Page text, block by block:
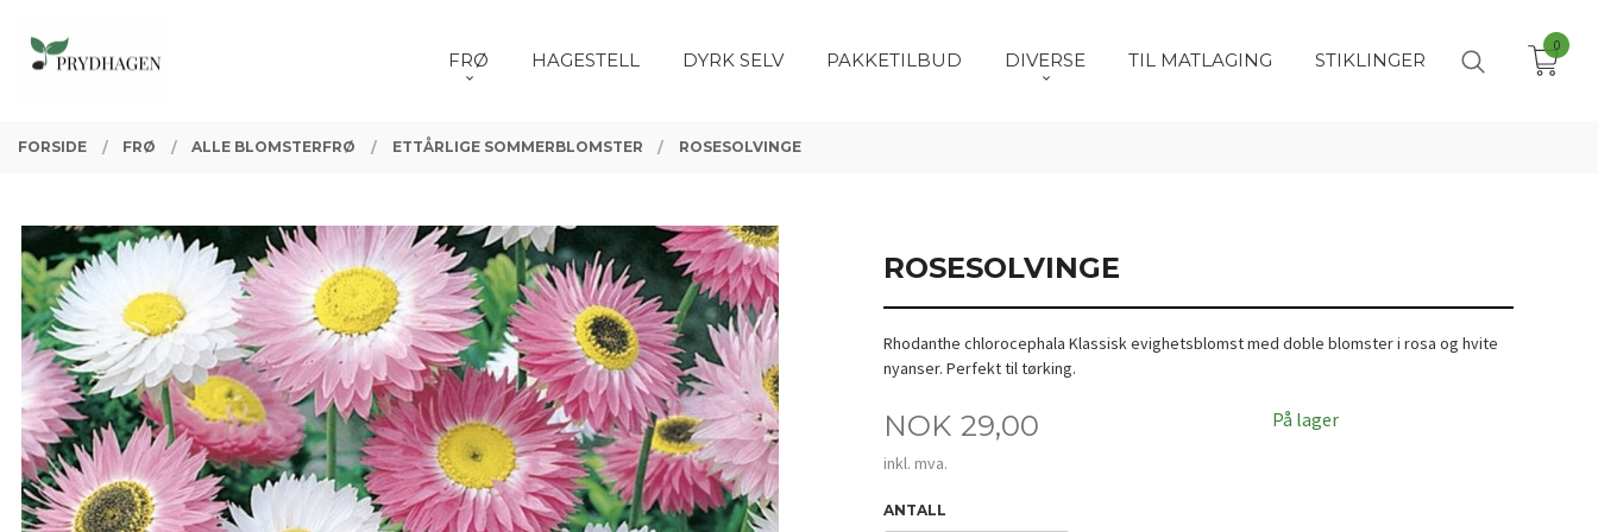
innholdet
PRODUKTER
FRØ HAGESTELL DYRK SELV PAKKETILBUD DIVERSE TIL MATLAGING STIKLINGER
0
FORSIDE FRØ ALLE BLOMSTERFRØ ETTÅRLIGE SOMMERBLOMSTER ROSESOLVINGE
ROSESOLVINGE
Rhodanthe chlorocephala Klassisk evighetsblomst med doble blomster i rosa og hvite
nyanser. Perfekt til tørking.
Pris
NOK 29,00
inkl. mva.
På lager
ANTALL